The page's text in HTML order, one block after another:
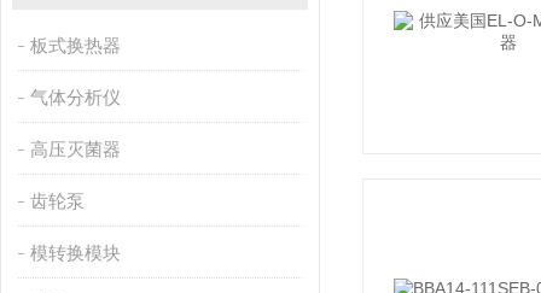
板式换热器
气体分析仪
高压灭菌器
齿轮泵
模转换模块